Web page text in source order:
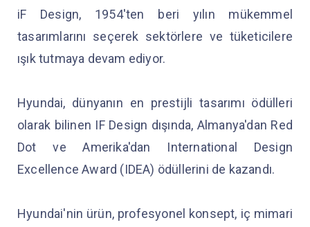
iF Design, 1954'ten beri yılın mükemmel
tasarımlarını seçerek sektörlere ve tüketicilere
ışık tutmaya devam ediyor.
Hyundai, dünyanın en prestijli tasarımı ödülleri
olarak bilinen IF Design dışında, Almanya'dan Red
Dot ve Amerika'dan International Design
Excellence Award (IDEA) ödüllerini de kazandı.
Hyundai'nin ürün, profesyonel konsept, iç mimari